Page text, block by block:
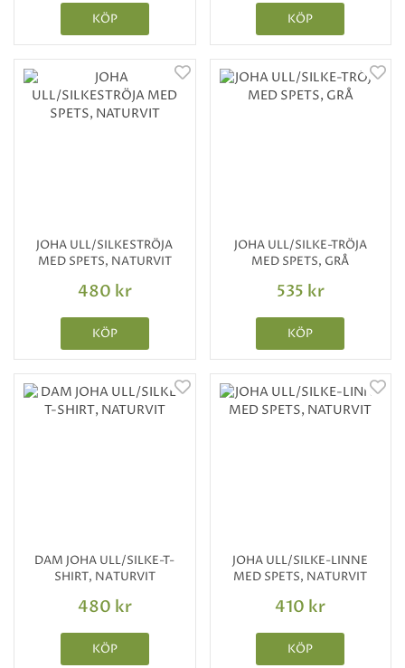
KÖP KÖP
JOHA ULL/SILKESTRÖJA
MED SPETS, NATURVIT
480 kr
KÖP
JOHA ULL/SILKE-TRÖJA
MED SPETS, GRÅ
535 kr
KÖP
DAM JOHA ULL/SILKE-T-
SHIRT, NATURVIT
480 kr
KÖP
JOHA ULL/SILKE-LINNE
MED SPETS, NATURVIT
410 kr
KÖP